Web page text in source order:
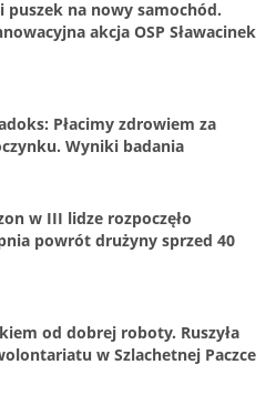
na nowy samochód.
akcja OSP Sławacinek
Płacimy zdrowiem za
Wyniki badania
w III lidze rozpoczęło
powrót drużyny sprzed 40
od dobrej roboty. Ruszyła
w Szlachetnej Paczce